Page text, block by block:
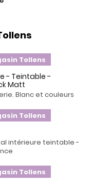
Tollens
- Teintable -
Matt
Blanc et couleurs
Tollens
intérieure teintable -
Tollens